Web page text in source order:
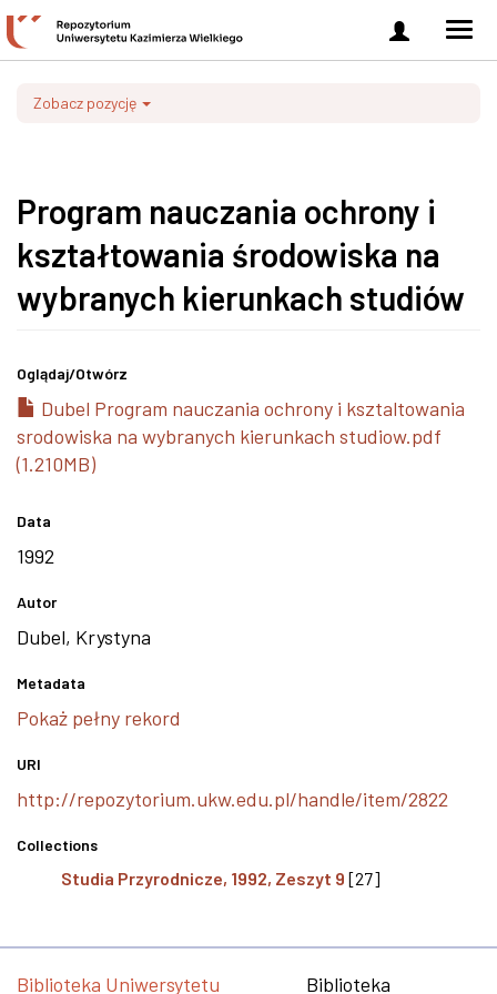
Zaloguj
się
Zobacz pozycję
Program nauczania ochrony i
kształtowania środowiska na
wybranych kierunkach studiów
Oglądaj/Otwórz
Dubel Program nauczania ochrony i ksztaltowania
srodowiska na wybranych kierunkach studiow.pdf
(1.210MB)
Data
1992
Autor
Dubel, Krystyna
Metadata
Pokaż pełny rekord
URI
http://repozytorium.ukw.edu.pl/handle/item/2822
Collections
Studia Przyrodnicze, 1992, Zeszyt 9 [27]
Biblioteka Uniwersytetu Biblioteka